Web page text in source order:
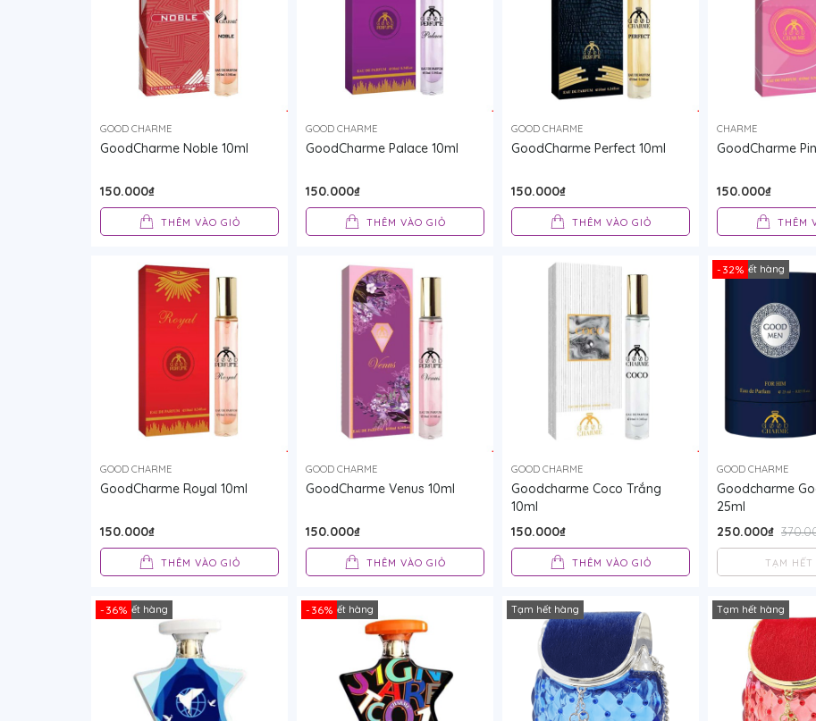
GOOD CHARME
GoodCharme Noble 10ml
150.000₫
THÊM VÀO GIỎ
GOOD CHARME
GoodCharme Palace 10ml
150.000₫
THÊM VÀO GIỎ
GOOD CHARME
GoodCharme Perfect 10ml
150.000₫
THÊM VÀO GIỎ
CHARME
GoodCharme
150.000₫
THÊM
GOOD CHARME
GoodCharme Royal 10ml
150.000₫
THÊM VÀO GIỎ
GOOD CHARME
GoodCharme Venus 10ml
150.000₫
THÊM VÀO GIỎ
GOOD CHARME
Goodcharme Coco Trắng
10ml
150.000₫
THÊM VÀO GIỎ
Tạm hết hàng
-32%
GOOD CHARME
Goodcharme
25ml
250.000₫
TẠM HẾT
Tạm hết hàng
-36% Tạm hết hàng
-36% Tạm hết hàng Tạm hết hàng